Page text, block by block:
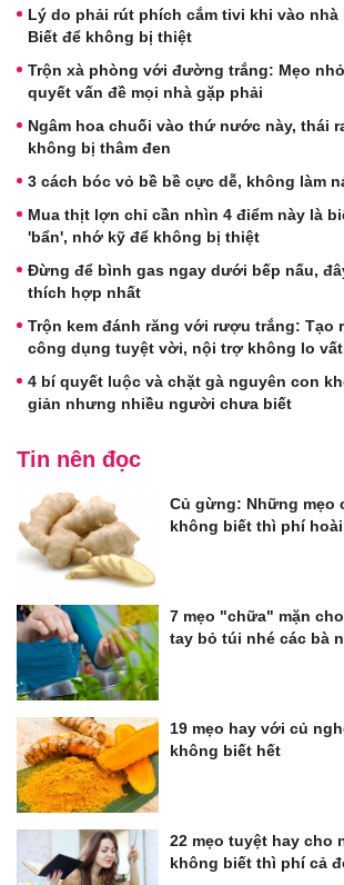
Lý do phải rút phích cắm tivi khi vào nhà
Biết để không bị thiệt
Trộn xà phòng với đường trắng: Mẹo
quyết vấn đề mọi nhà gặp phải
Ngâm hoa chuối vào thứ nước này, thái
không bị thâm đen
3 cách bóc vỏ bề bề cực dễ, không làm
Mua thịt lợn chỉ cần nhìn 4 điểm này là
'bẩn', nhớ kỹ để không bị thiệt
Đừng để bình gas ngay dưới bếp nấu,
thích hợp nhất
Trộn kem đánh răng với rượu trắng: Tạo
công dụng tuyệt vời, nội trợ không lo
4 bí quyết luộc và chặt gà nguyên con
giản nhưng nhiều người chưa biết
Tin nên đọc
Củ gừng: Những mẹo
không biết thì phí
7 mẹo "chữa" mặn
tay bỏ túi nhé các bà
19 mẹo hay với củ
không biết hết
22 mẹo tuyệt hay cho
không biết thì phí cả